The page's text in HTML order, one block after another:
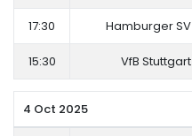
17:30 Hamburger SV
15:30 VfB Stuttgart
4 Oct 2025